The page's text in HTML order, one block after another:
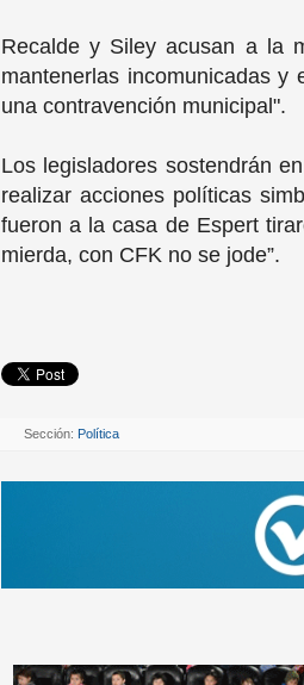
Recalde y Siley acusan a la
mantenerlas incomunicadas
una contravención municipal".
Los legisladores sostendrán
realizar acciones políticas
fueron a la casa de Espert
mierda, con CFK no se jode”.
Sección: Política